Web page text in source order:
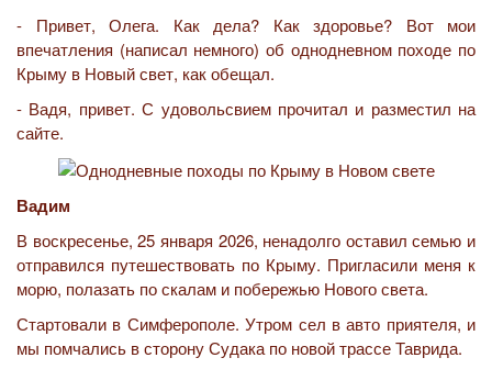
- Привет, Олега. Как дела? Как здоровье? Вот мои
впечатления (написал немного) об однодневном походе по
Крыму в Новый свет, как обещал.
- Вадя, привет. С удовольсвием прочитал и разместил на
сайте.
Вадим
В воскресенье, 25 января 2026, ненадолго оставил семью и
отправился путешествовать по Крыму. Пригласили меня к
морю, полазать по скалам и побережью Нового света.
Стартовали в Симферополе. Утром сел в авто приятеля, и
мы помчались в сторону Судака по новой трассе Таврида.